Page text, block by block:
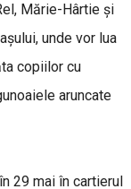
Mărie-Hârtie și
unde vor lua
copiilor cu
aruncate
29 mai în cartierul